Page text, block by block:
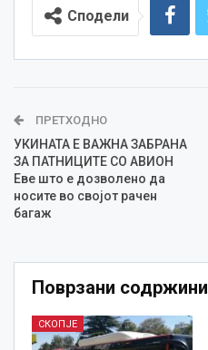
Сподели
ПРЕТХОДНО
УКИНАТА Е ВАЖНА ЗАБРАНА
ЗА ПАТНИЦИТЕ СО АВИОН
Еве што е дозволено да
носите во својот рачен
багаж
Поврзани содржини
СКОПЈЕ